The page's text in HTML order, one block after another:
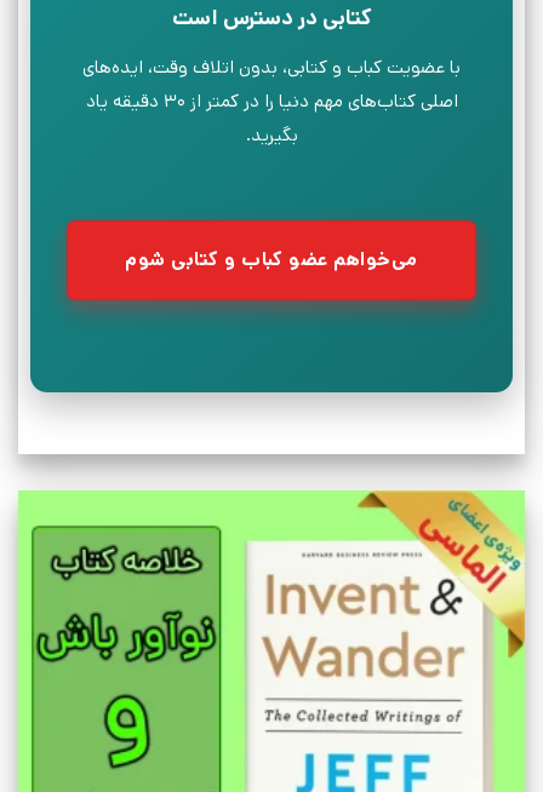
کتابی در دسترس است
با عضویت کباب و کتابی، بدون اتلاف وقت، ایده‌های
اصلی کتاب‌های مهم دنیا را در کمتر از ۳۰ دقیقه یاد
بگیرید.
می‌خواهم عضو کباب و کتابی شوم